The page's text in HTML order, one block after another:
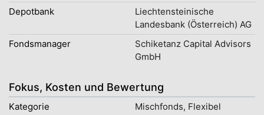
Depotbank
Liechtensteinische
Landesbank (Österreich) AG
Fondsmanager
Schiketanz Capital Advisors
GmbH
Fokus, Kosten und Bewertung
Kategorie
Mischfonds, Flexibel